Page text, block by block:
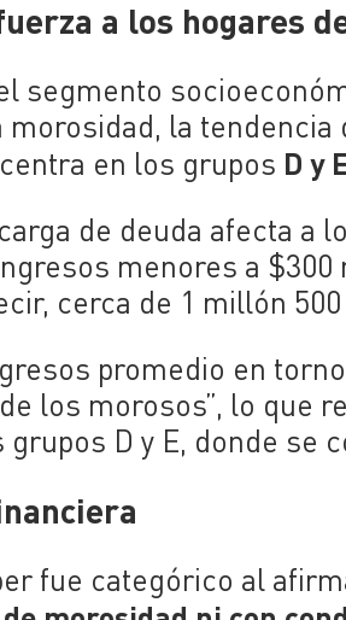
a los hogares
segmento
la tendencia
en los grupos D y
de deuda afecta a
menores a $300
cerca de 1 millón
promedio en
los morosos”, lo que
D y E, donde se
fue categórico al